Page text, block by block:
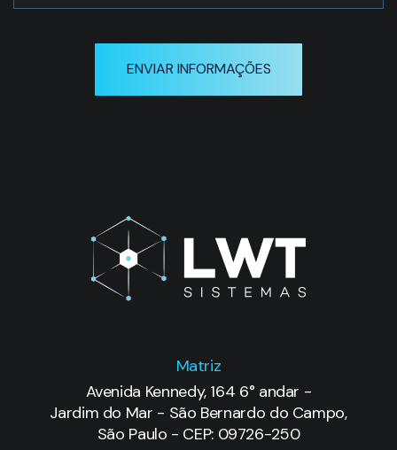
ENVIAR INFORMAÇÕES
Matriz
Avenida Kennedy, 164 6° andar -
Jardim do Mar - São Bernardo do Campo,
São Paulo - CEP: 09726-250